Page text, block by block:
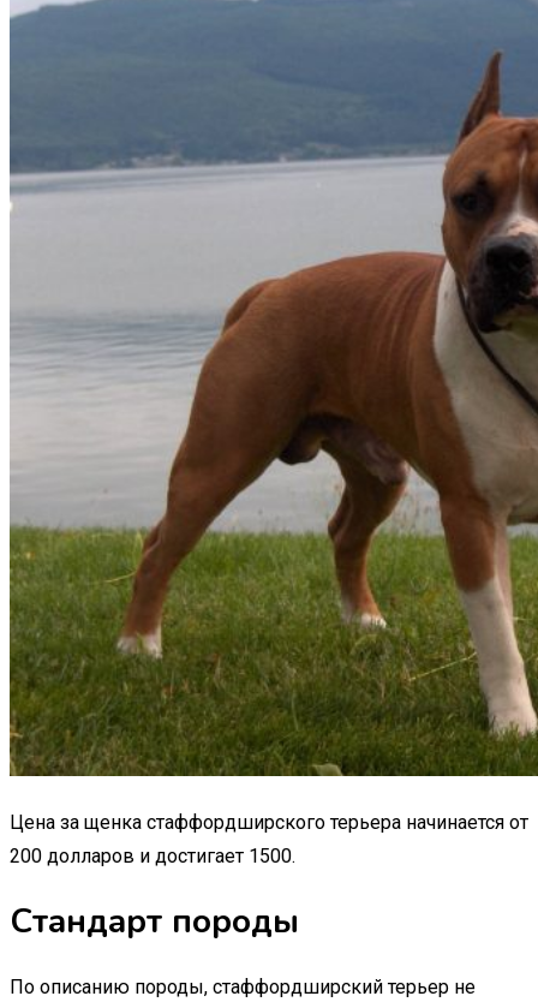
Цена за щенка стаффордширского терьера начинается от
200 долларов и достигает 1500.
Стандарт породы
По описанию породы, стаффордширский терьер не